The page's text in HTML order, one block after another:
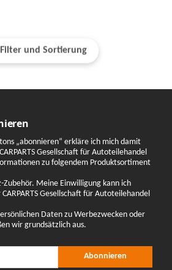
Filter und Sortierung
„abonnieren“ erkläre ich mich damit
Gesellschaft für Autoteilehandel
zu folgendem Produktsortiment
Meine Einwilligung kann ich
Gesellschaft für Autoteilehandel
Daten zu Werbezwecken oder
wir grundsätzlich aus.
Abonnieren